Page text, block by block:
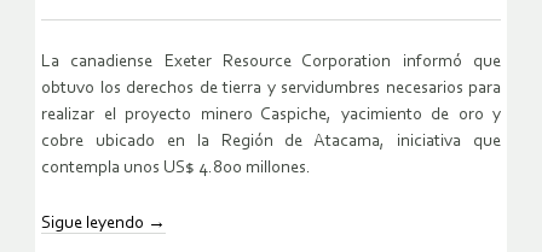
La canadiense Exeter Resource Corporation informó que
obtuvo los derechos de tierra y servidumbres necesarios para
realizar el proyecto minero Caspiche, yacimiento de oro y
cobre ubicado en la Región de Atacama, iniciativa que
contempla unos US$ 4.800 millones.
Sigue leyendo →